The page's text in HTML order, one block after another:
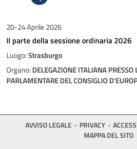
20-24 Aprile 2026
II parte della sessione ordinaria 2026
Luogo:Strasburgo
Organo:DELEGAZIONE ITALIANA PRESSO
PARLAMENTARE DEL CONSIGLIO
AVVISO LEGALE PRIVACY
MAPPA DEL SITO